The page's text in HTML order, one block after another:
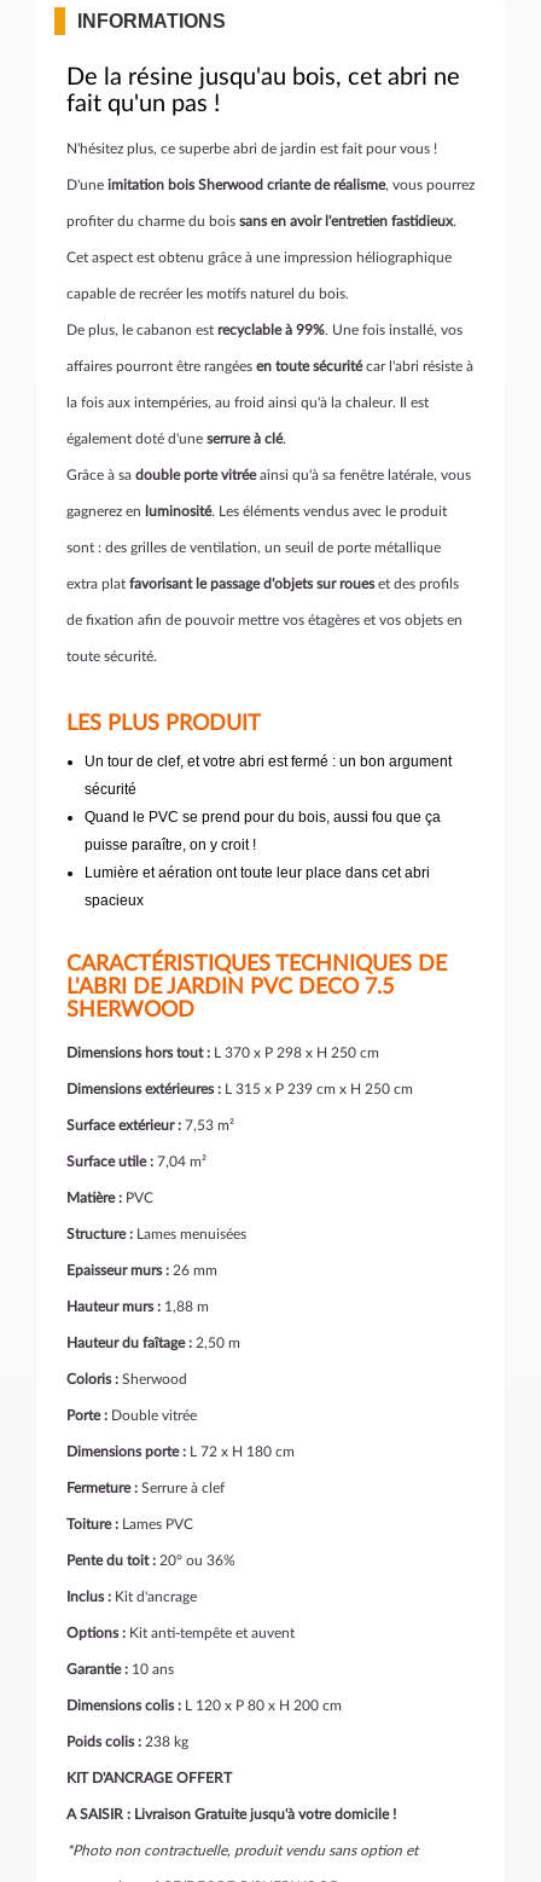
INFORMATIONS
De la résine jusqu'au bois, cet abri ne
fait qu'un pas !
N'hésitez plus, ce superbe abri de jardin est fait pour vous !
D'une imitation bois Sherwood criante de réalisme, vous pourrez
profiter du charme du bois sans en avoir l'entretien fastidieux.
Cet aspect est obtenu grâce à une impression héliographique
capable de recréer les motifs naturel du bois.
De plus, le cabanon est recyclable à 99%. Une fois installé, vos
affaires pourront être rangées en toute sécuritécar l'abri résiste à
la fois aux intempéries, au froid ainsi qu'à la chaleur. Il est
également doté d'une serrure à clé.
Grâce à sa double porte vitréeainsi qu'à sa fenêtre latérale, vous
gagnerez en luminosité. Les éléments vendus avec le produit
sont : des grilles de ventilation, un seuil de porte métallique
extra plat favorisant le passage d'objets sur roueset des profils
de fixation afin de pouvoir mettre vos étagères et vos objets en
toute sécurité.
LES PLUS PRODUIT
Un tour de clef, et votre abri est fermé : un bon argument
sécurité
Quand le PVC se prend pour du bois, aussi fou que ça
puisse paraître, on y croit !
Lumière et aération ont toute leur place dans cet abri
spacieux
CARACTÉRISTIQUES TECHNIQUES DE
L'ABRI DE JARDIN PVC DECO 7.5
SHERWOOD
Dimensions hors tout : L 370 x P 298 x H 250 cm
Dimensions extérieures : L 315 x P 239 cm x H 250 cm
Surface extérieur : 7,53 m²
Surface utile : 7,04 m²
Matière : PVC
Structure : Lames menuisées
Epaisseur murs : 26 mm
Hauteur murs : 1,88 m
Hauteur du faîtage : 2,50 m
Coloris : Sherwood
Porte : Double vitrée
Dimensions porte : L 72 x H 180 cm
Fermeture : Serrure à clef
Toiture : Lames PVC
Pente du toit : 20° ou 36%
Inclus : Kit d'ancrage
Options : Kit anti-tempête et auvent
Garantie : 10 ans
Dimensions colis : L 120 x P 80 x H 200 cm
Poids colis : 238 kg
KIT D'ANCRAGE OFFERT
A SAISIR : Livraison Gratuite jusqu'à votre domicile !
*Photo non contractuelle, produit vendu sans option et